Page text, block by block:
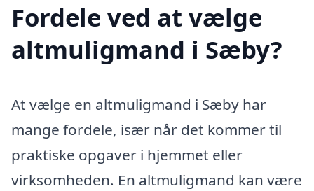
Fordele ved at vælge
altmuligmand i Sæby?
At vælge en altmuligmand i Sæby har
mange fordele, især når det kommer til
praktiske opgaver i hjemmet eller
virksomheden. En altmuligmand kan være